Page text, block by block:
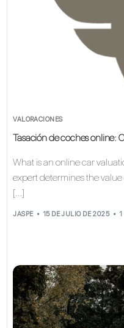
VALORACIONES
Tasación de coches online:
What is an online car
expert determines the
[…]
JASPE 15 DE JULIO DE 2025